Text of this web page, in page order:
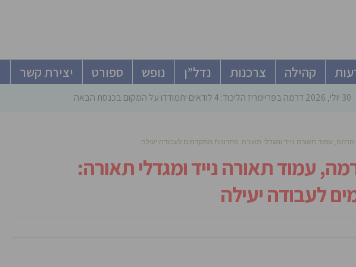
קהילה צרכנות נדל”ן נופש ספורט יצירת קשר
30 יולי, 2026 דרמה בפריימריז הליכוד: 4 לודאים יתמודדו על המקום בכנסת הבאה
עמוד תאורה נייד ומגדלי תאורה: פתרונות מתקדמים לעבודה יעילה
עמוד תאורה נייד ומגדלי תאורה:
לעבודה יעילה